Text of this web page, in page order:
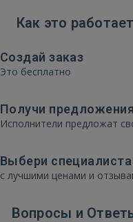
Как это работает
Создай заказ
Это бесплатно
Получи предложения
Исполнители предложат
Выбери специалиста
с лучшими ценами и
Вопросы и